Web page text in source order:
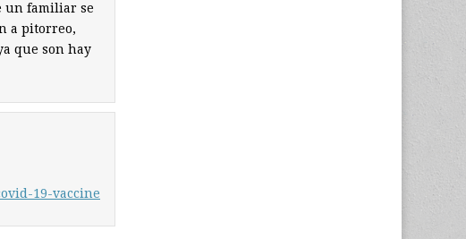
un familiar se
a pitorreo,
que son hay
19-vaccine